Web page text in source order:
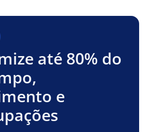
até 80% do
e